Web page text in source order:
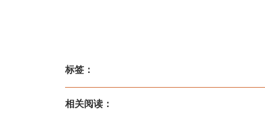
标签：
相关阅读：